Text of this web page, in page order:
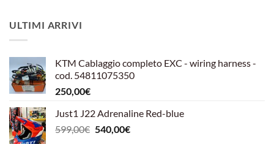
ULTIMI ARRIVI
KTM Cablaggio completo EXC - wiring harness -
cod. 54811075350
250,00€
Just1 J22 Adrenaline Red-blue
599,00€ Il
540,00€Il